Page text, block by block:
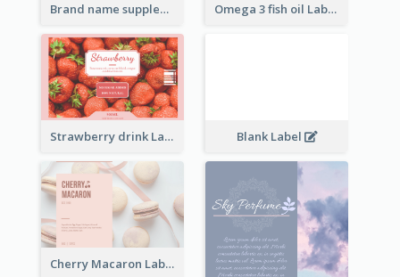
Brand name supplement Label Omega 3 fish oil Label
Strawberry drink Label Blank Label
Cherry Macaron Label